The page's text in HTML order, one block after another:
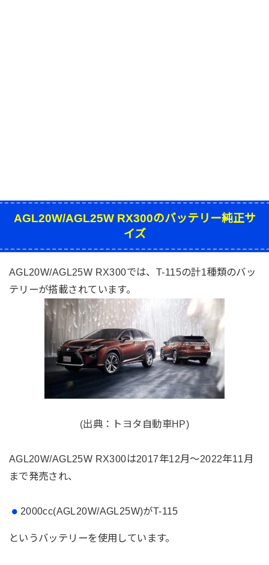
AGL20W/AGL25W RX300のバッテリー純正サ
イズ
AGL20W/AGL25W RX300では、 T-115の計1種類のバッ
テリーが搭載されています。
(出典：トヨタ自動車HP)
AGL20W/AGL25W RX300は2017年12月～2022年11月
まで発売され、
2000cc(AGL20W/AGL25W)がT-115
というバッテリーを使用しています。